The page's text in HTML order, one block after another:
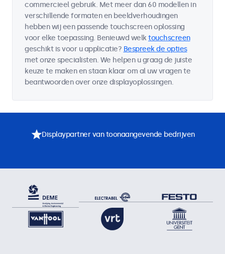
commercieel gebruik. Met meer dan 60 modellen in
verschillende formaten en beeldverhoudingen
hebben wij een passende touchscreen oplossing
voor elke toepassing. Benieuwd welktouchscreen
geschikt is voor u applicatie? Bespreek de opties
met onze specialisten. We helpen u graag de juiste
keuze te maken en staan klaar om al uw vragen te
beantwoorden over onze displayoplossingen.
Displaypartner van toonaangevende bedrijven